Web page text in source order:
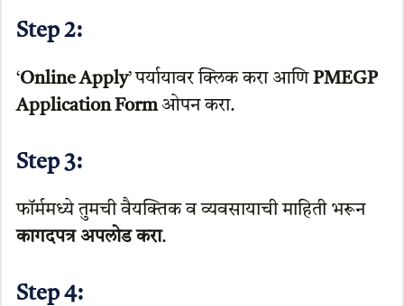
Step2:
‘Online Apply’ पर्यायावर क्लिक करा आणि PMEGP
Application Formओपन करा.
Step3:
फॉर्ममध्ये तुमची वैयक्तिक व व्यवसायाची माहिती भरून
कागदपत्र अपलोड करा.
Step4: